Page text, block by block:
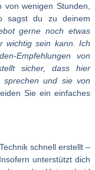
wenigen Stunden,
sagst du zu deinem
gerne noch etwas
wichtig sein kann. Ich
Empfehlungen von
sicher, dass hier
sprechen und sie von
Sie ein einfaches
schnell erstellt –
unterstützt dich